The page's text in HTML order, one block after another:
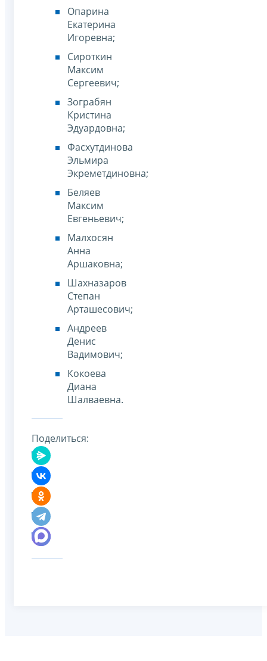
Опарина
Екатерина
Игоревна;
Сироткин
Максим
Сергеевич;
Зограбян
Кристина
Эдуардовна;
Фасхутдинова
Эльмира
Экреметдиновна;
Беляев
Максим
Евгеньевич;
Малхосян
Анна
Аршаковна;
Шахназаров
Степан
Арташесович;
Андреев
Денис
Вадимович;
Кокоева
Диана
Шалваевна.
Поделиться: